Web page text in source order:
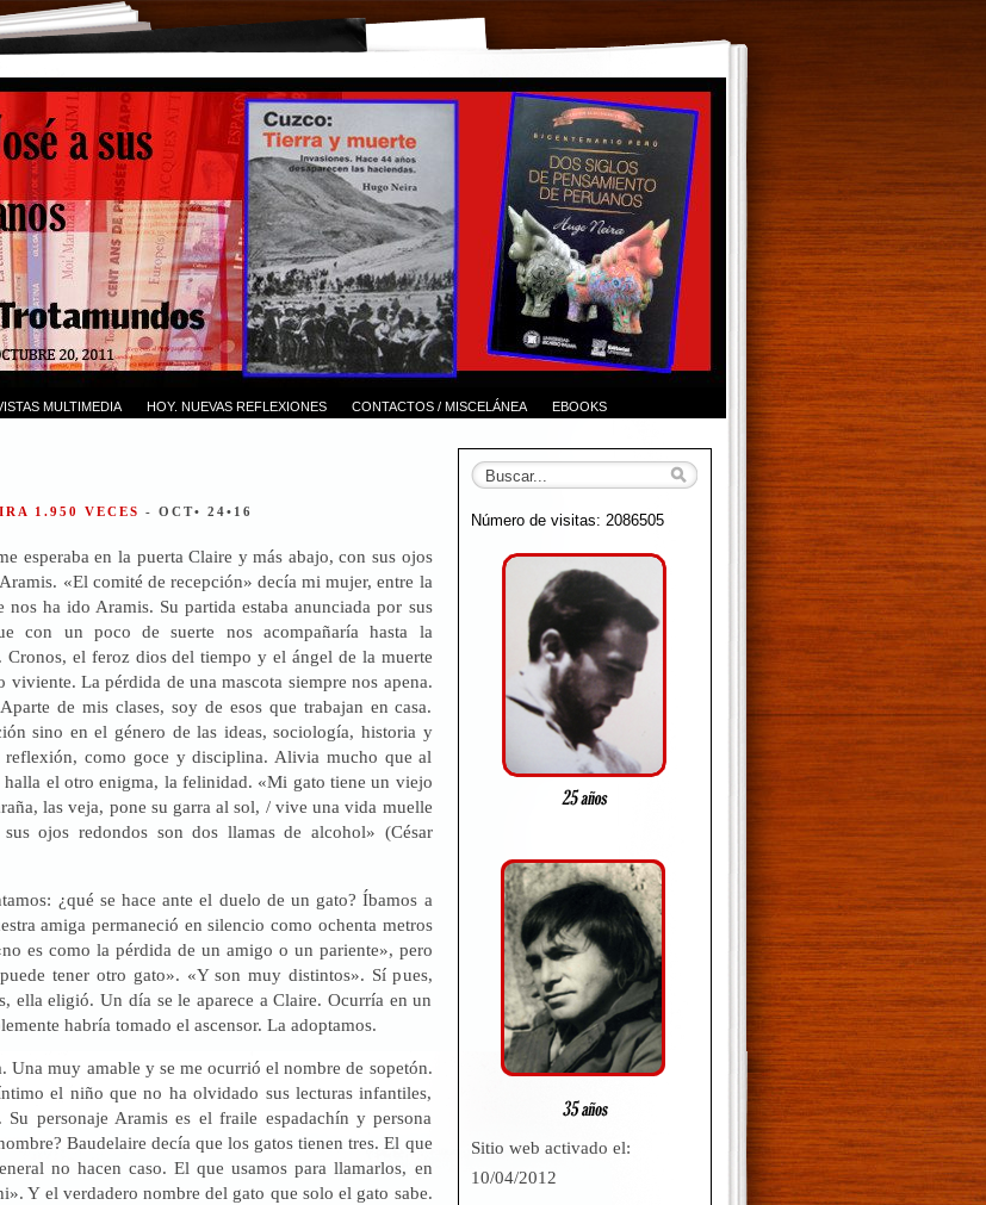
MULTIMEDIA HOY. NUEVAS REFLEXIONES CONTACTOS / MISCELÁNEA EBOOKS
1.950 VECES - OCT• 24•16
esperaba en la puerta Claire y más abajo, con sus ojos
«El comité de recepción» decía mi mujer, entre la
nos ha ido Aramis. Su partida estaba anunciada por sus
con un poco de suerte nos acompañaría hasta la
Cronos, el feroz dios del tiempo y el ángel de la muerte
La pérdida de una mascota siempre nos apena.
de mis clases, soy de esos que trabajan en casa.
sino en el género de las ideas, sociología, historia y
reflexión, como goce y disciplina. Alivia mucho que al
halla el otro enigma, la felinidad. «Mi gato tiene un viejo
las veja, pone su garra al sol, / vive una vida muelle
ojos redondos son dos llamas de alcohol» (César
¿qué se hace ante el duelo de un gato? Íbamos a
amiga permaneció en silencio como ochenta metros
es como la pérdida de un amigo o un pariente», pero
tener otro gato». «Y son muy distintos». Sí pues,
ella eligió. Un día se le aparece a Claire. Ocurría en un
habría tomado el ascensor. La adoptamos.
Una muy amable y se me ocurrió el nombre de sopetón.
el niño que no ha olvidado sus lecturas infantiles,
Su personaje Aramis es el fraile espadachín y persona
Baudelaire decía que los gatos tienen tres. El que
no hacen caso. El que usamos para llamarlos, en
Y el verdadero nombre del gato que solo el gato sabe.
Número de visitas: 2086505
Sitio web activado el:
10/04/2012